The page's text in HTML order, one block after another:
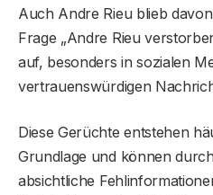
Auch Andre Rieu blieb
Frage „Andre Rieu
auf, besonders in sozialen
vertrauenswürdigen
Diese Gerüchte entstehen
Grundlage und können
absichtliche